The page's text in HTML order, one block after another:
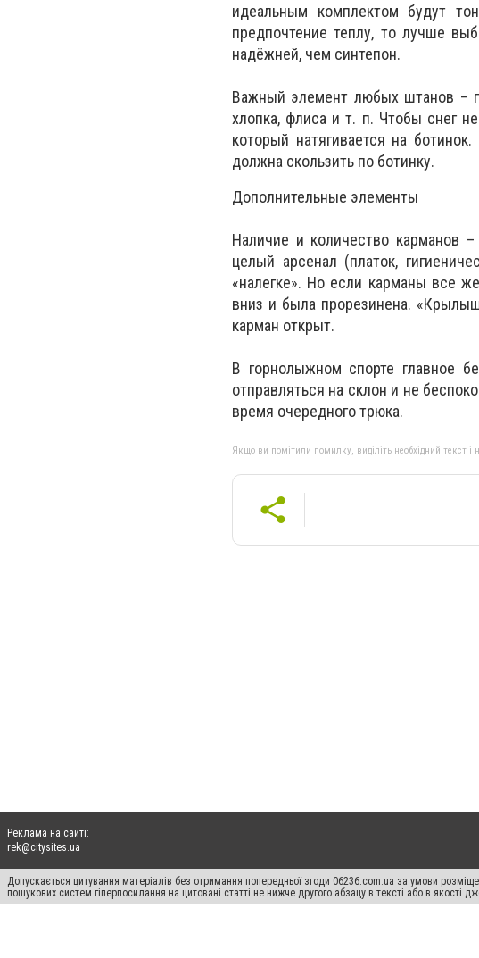
идеальным комплектом будут
предпочтение теплу, то лучше
надёжней, чем синтепон.
Важный элемент любых штанов –
хлопка, флиса и т. п. Чтобы снег
который натягивается на
должна скользить по ботинку.
Дополнительные элементы
Наличие и количество карманов
целый арсенал (платок,
«налегке». Но если карманы все
вниз и была прорезинена.
карман открыт.
В горнолыжном спорте главное
отправляться на склон и не
время очередного трюка.
Якщо ви помітили помилку, виділіть необхідний текст
Реклама на сайті:
rek@citysites.ua
Допускається цитування матеріалів без отримання попередньої згоди 06236.com.ua за умови
пошукових систем гіперпосилання на цитовані статті не нижче другого абзацу в тексті або в